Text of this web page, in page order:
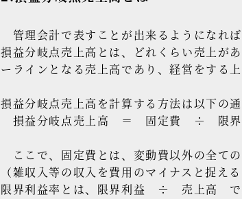
管理会計で表すことが出来るようになれ
損益分岐点売上高とは、どれくらい売上が
ーラインとなる売上高であり、経営をする
損益分岐点売上高を計算する方法は以下の通
損益分岐点売上高 ＝ 固定費 ÷ 限界
ここで、固定費とは、変動費以外の全ての
（雑収入等の収入を費用のマイナスと
限界利益率とは、限界利益 ÷ 売上高 で